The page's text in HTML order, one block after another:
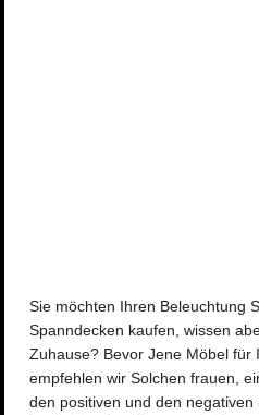
Sie möchten Ihren Beleuchtung
Spanndecken kaufen, wissen
Zuhause? Bevor Jene Möbel für
empfehlen wir Solchen frauen,
den positiven und den